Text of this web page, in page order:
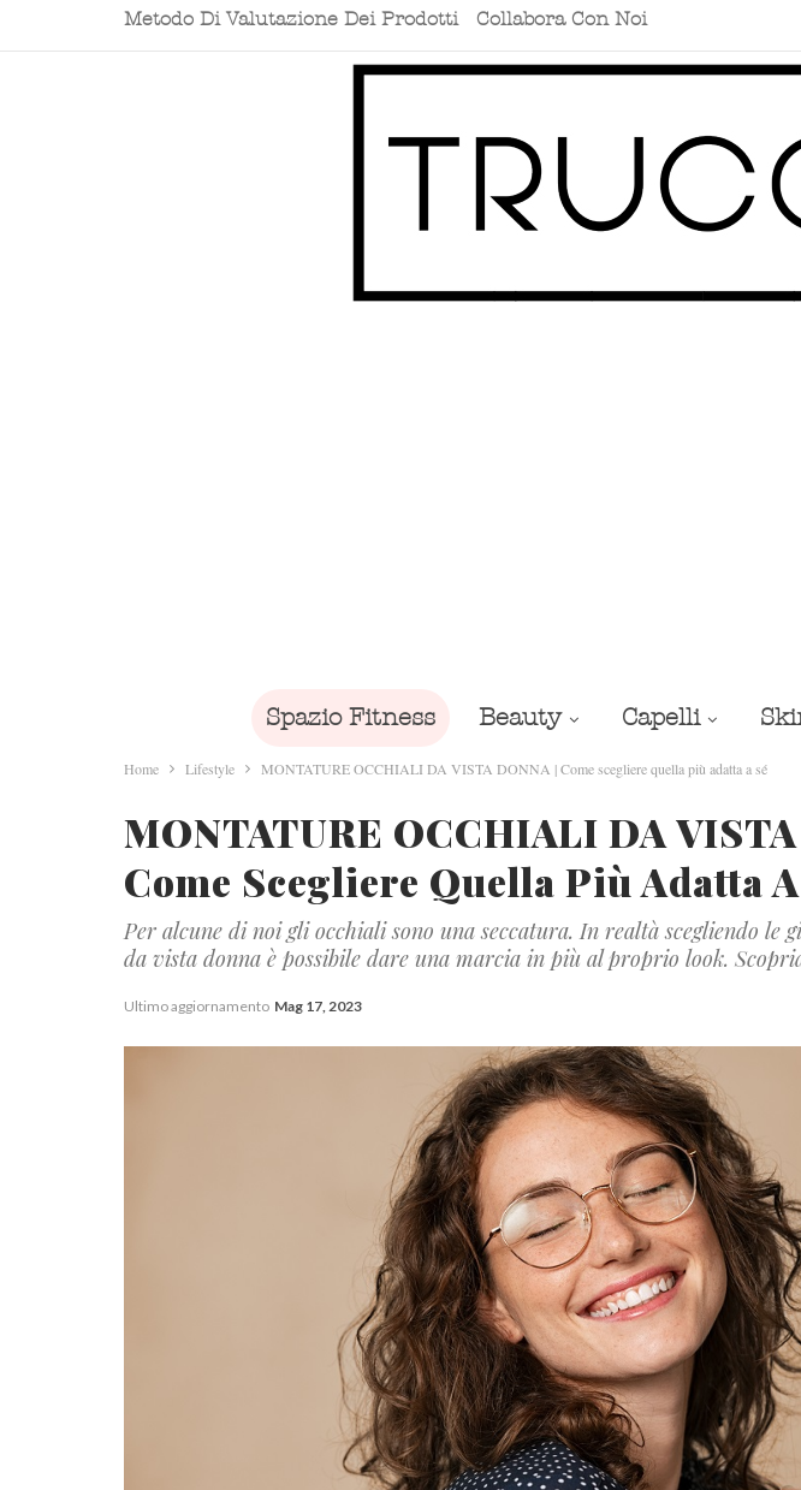
Metodo Di Valutazione Dei Prodotti Collabora Con Noi
Spazio Fitness Beauty Capelli
Home Lifestyle MONTATURE OCCHIALI DA VISTA DONNA | Come scegliere quella più adatta a sé
MONTATURE OCCHIALI DA
Come Scegliere Quella Più Adatta
Per alcune di noi gli occhiali sono una seccatura. In realtà scegliendo le
da vista donna è possibile dare una marcia in più al proprio look.
Ultimo aggiornamento Mag 17, 2023